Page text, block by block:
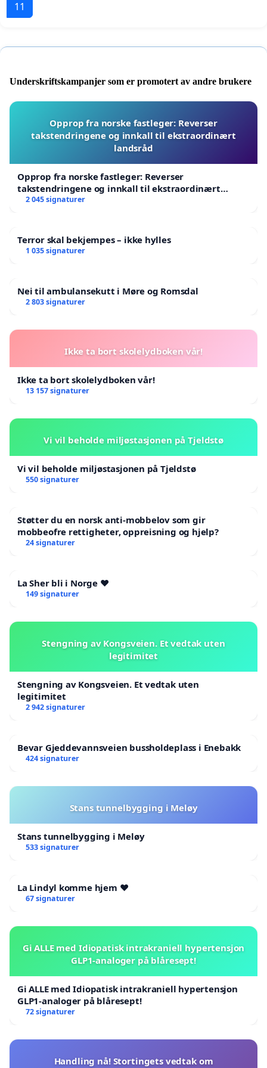
11
Underskriftskampanjer som er promotert av andre brukere
Opprop fra norske fastleger: Reverser
takstendringene og innkall til ekstraordinært
landsråd
Opprop fra norske fastleger: Reverser
takstendringene og innkall til ekstraordinært
landsråd
2 045 signaturer
Terror skal bekjempes – ikke hylles
1 035 signaturer
Nei til ambulansekutt i Møre og Romsdal
2 803 signaturer
Ikke ta bort skolelydboken vår!
Ikke ta bort skolelydboken vår!
13 157 signaturer
Vi vil beholde miljøstasjonen på Tjeldstø
Vi vil beholde miljøstasjonen på Tjeldstø
550 signaturer
Støtter du en norsk anti-mobbelov som gir
mobbeofre rettigheter, oppreisning og hjelp?
24 signaturer
La Sher bli i Norge ❤️
149 signaturer
Stengning av Kongsveien. Et vedtak uten
legitimitet
Stengning av Kongsveien. Et vedtak uten
legitimitet
2 942 signaturer
Bevar Gjeddevannsveien bussholdeplass i Enebakk
424 signaturer
Stans tunnelbygging i Meløy
Stans tunnelbygging i Meløy
533 signaturer
La Lindyl komme hjem ❤️
67 signaturer
Gi ALLE med Idiopatisk intrakraniell hypertensjon
GLP1-analoger på blåresept!
Gi ALLE med Idiopatisk intrakraniell hypertensjon
GLP1-analoger på blåresept!
72 signaturer
Handling nå! Stortingets vedtak om